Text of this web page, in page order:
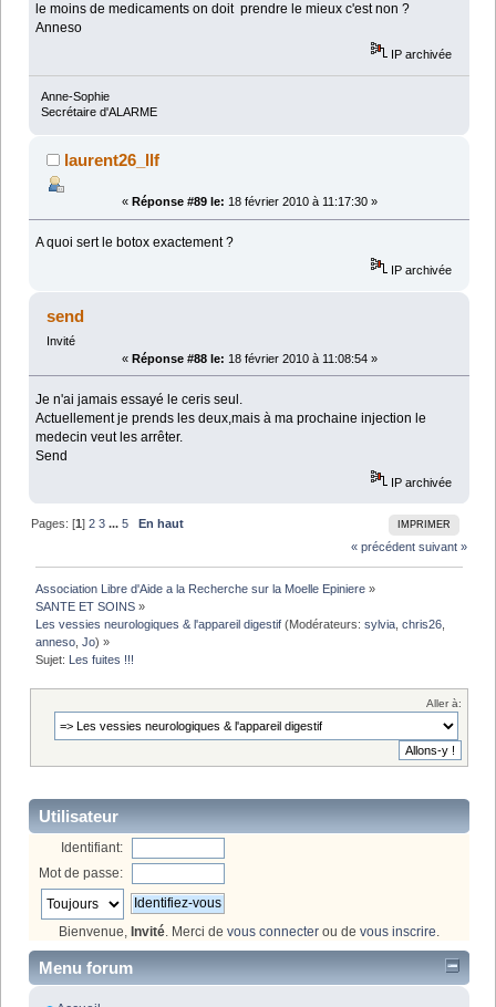
le moins de medicaments on doit prendre le mieux c'est non ?
Anneso
IP archivée
Anne-Sophie
Secrétaire d'ALARME
laurent26_llf
« Réponse #89 le: 18 février 2010 à 11:17:30 »
A quoi sert le botox exactement ?
IP archivée
send
Invité
« Réponse #88 le: 18 février 2010 à 11:08:54 »
Je n'ai jamais essayé le ceris seul.
Actuellement je prends les deux,mais à ma prochaine injection le
medecin veut les arrêter.
Send
IP archivée
IMPRIMER
Pages: [1]2 3 ...5
En haut
« précédent suivant »
Association Libre d'Aide a la Recherche sur la Moelle Epiniere »
SANTE ET SOINS »
Les vessies neurologiques & l'appareil digestif (Modérateurs:sylvia ,chris26
anneso ,Jo) »
Sujet: Les fuites !!!
Aller à:
Utilisateur
Identifiant:
Mot de passe:
Bienvenue, Invité . Merci de vous connecter ou de vous inscrire
Menu forum